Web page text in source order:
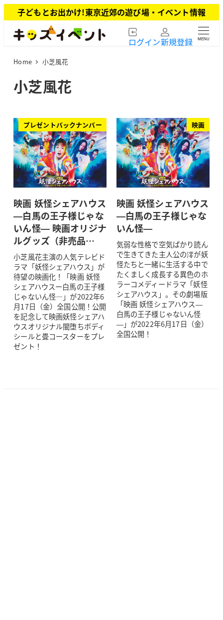
イ
子どもとお出かけ!東京近郊の遊び場・イベント情報
ログイン新規登録 MENU
Home 小芝風花
小芝風花
プレゼントバックナンバー
映画 妖怪シェアハウス
—白馬の王子様じゃな
いん怪— 映画オリジナ
ルグッズ（非売品…
小芝風花主演の人気テレビド
ラマ「妖怪シェアハウス」が
待望の映画化！「映画 妖怪
シェアハウスー白馬の王子様
じゃないん怪―」が2022年6
月17日（金）全国公開！公開
を記念して映画妖怪シェアハ
ウスオリジナル闇堕ちボディ
シールと畳コースターをプレ
ゼント！
映画
映画 妖怪シェアハウス
—白馬の王子様じゃな
いん怪—
気弱な性格で空気ばかり読ん
で生きてきた主人公の澪が妖
怪たちと一緒に生活する中で
たくましく成長する異色のホ
ラーコメディードラマ「妖怪
シェアハウス」。その劇場版
「映画 妖怪シェアハウス—
白馬の王子様じゃないん怪
—」が2022年6月17日（金）
全国公開！